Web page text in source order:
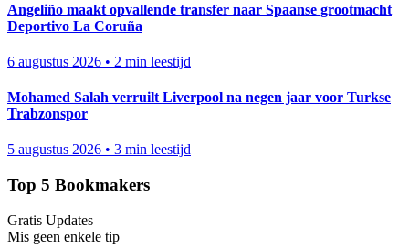
Angeliño maakt opvallende transfer naar Spaanse grootmacht
Deportivo La Coruña
6 augustus 2026 • 2 min leestijd
Mohamed Salah verruilt Liverpool na negen jaar voor Turkse
Trabzonspor
5 augustus 2026 • 3 min leestijd
Top 5 Bookmakers
Gratis Updates
Mis geen enkele tip